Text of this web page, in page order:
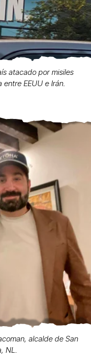
atacado por misiles
EEUU e Irán.
alcalde de San
NL.